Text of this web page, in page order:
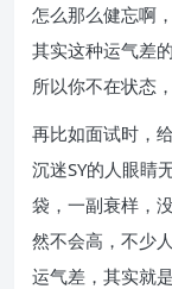
怎么那么健忘啊
其实这种运气差
所以你不在状态
再比如面试时，
沉迷SY的人眼睛
袋，一副衰样，
然不会高，不少
运气差，其实就